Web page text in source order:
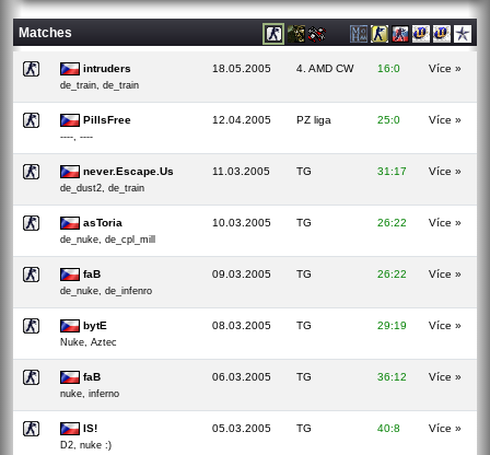
Matches
intruders
de_train, de_train
18.05.2005 4. AMD CW 16:0 Více »
PillsFree
----, ----
12.04.2005 PZ liga 25:0 Více »
never.Escape.Us
de_dust2, de_train
11.03.2005 TG 31:17 Více »
asToria
de_nuke, de_cpl_mill
10.03.2005 TG 26:22 Více »
faB
de_nuke, de_infenro
09.03.2005 TG 26:22 Více »
bytE
Nuke, Aztec
08.03.2005 TG 29:19 Více »
faB
nuke, inferno
06.03.2005 TG 36:12 Více »
IS!
D2, nuke :)
05.03.2005 TG 40:8 Více »